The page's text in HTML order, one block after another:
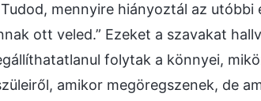
mennyire hiányoztál az
ott veled.” Ezeket a szavakat
folytak a könnyei,
amikor megöregszenek, de